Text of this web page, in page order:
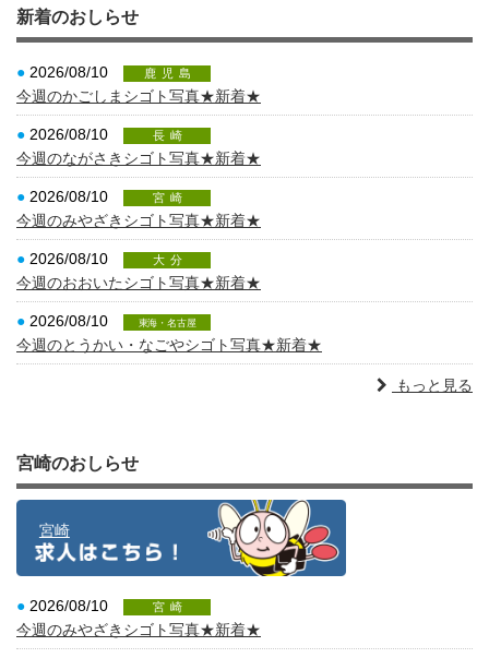
新着のおしらせ
● 2026/08/10 鹿児島
今週のかごしまシゴト写真★新着★
● 2026/08/10 長崎
今週のながさきシゴト写真★新着★
● 2026/08/10 宮崎
今週のみやざきシゴト写真★新着★
● 2026/08/10 大分
今週のおおいたシゴト写真★新着★
● 2026/08/10 東海・名古屋
今週のとうかい・なごやシゴト写真★新着★
もっと見る
宮崎のおしらせ
宮崎
● 2026/08/10 宮崎
今週のみやざきシゴト写真★新着★